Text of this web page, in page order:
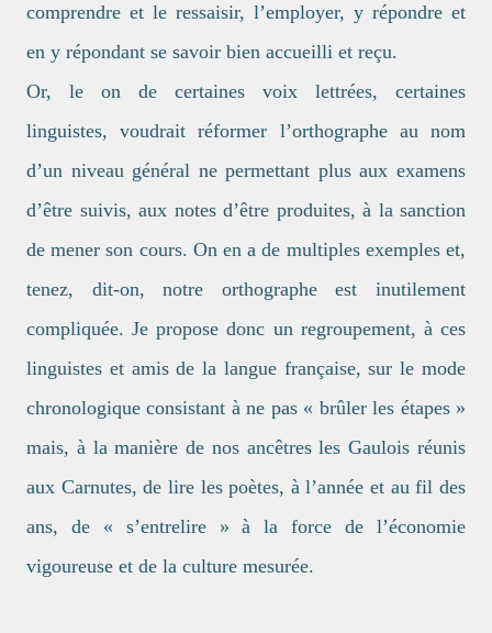
comprendre et le ressaisir, l’employer, y répondre et
en y répondant se savoir bien accueilli et reçu.
Or, le on de certaines voix lettrées, certaines
linguistes, voudrait réformer l’orthographe au nom
d’un niveau général ne permettant plus aux examens
d’être suivis, aux notes d’être produites, à la sanction
de mener son cours. On en a de multiples exemples et,
tenez, dit-on, notre orthographe est inutilement
compliquée. Je propose donc un regroupement, à ces
linguistes et amis de la langue française, sur le mode
chronologique consistant à ne pas « brûler les étapes »
mais, à la manière de nos ancêtres les Gaulois réunis
aux Carnutes, de lire les poètes, à l’année et au fil des
ans, de « s’entrelire » à la force de l’économie
vigoureuse et de la culture mesurée.